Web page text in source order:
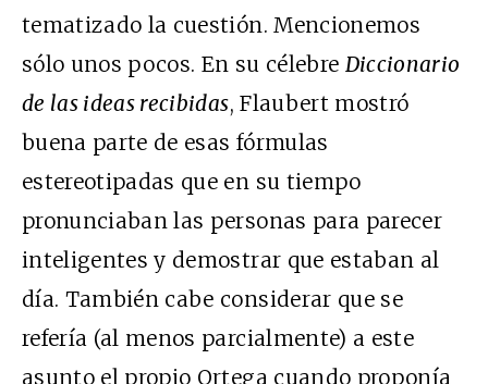
tematizado la cuestión. Mencionemos
sólo unos pocos. En su célebre Diccionario
de las ideas recibidas, Flaubert mostró
buena parte de esas fórmulas
estereotipadas que en su tiempo
pronunciaban las personas para parecer
inteligentes y demostrar que estaban al
día. También cabe considerar que se
refería (al menos parcialmente) a este
asunto el propio Ortega cuando proponía